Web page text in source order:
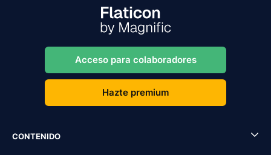
Acceso para colaboradores
Hazte premium
CONTENIDO